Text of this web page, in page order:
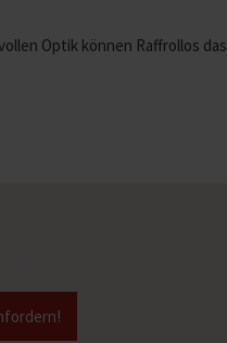
Optik können Raffrollos das